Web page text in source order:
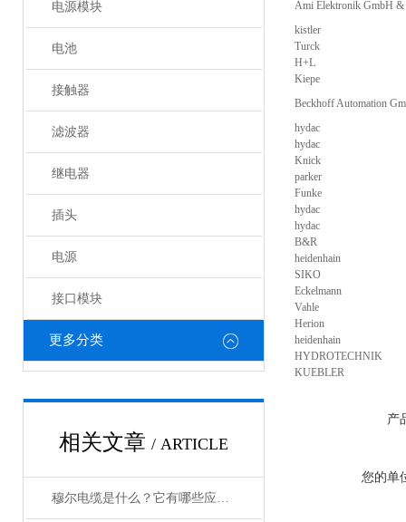
电源模块
电池
接触器
滤波器
继电器
插头
电源
接口模块
更多分类
相关文章 / ARTICLE
穆尔电缆是什么？它有哪些应用领域？
Ami Elektronik GmbH &
kistler
Turck
H+L
Kiepe
Beckhoff Automation
hydac
hydac
Knick
parker
Funke
hydac
hydac
B&R
heidenhain
SIKO
Eckelmann
Vahle
Herion
heidenhain
HYDROTECHNIK
KUEBLER
产
您的单